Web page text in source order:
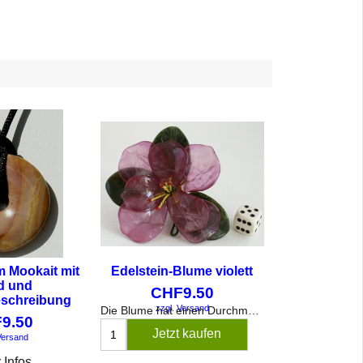
Mookait mit
und
9.50
Edelstein-Blume violett
CHF9.50
zzgl. Versand Die Blume hat einen Durchmesser von ca. 10 cm. Alle Teile können nach Wunsch gerichtet werden.
Jetzt kaufen